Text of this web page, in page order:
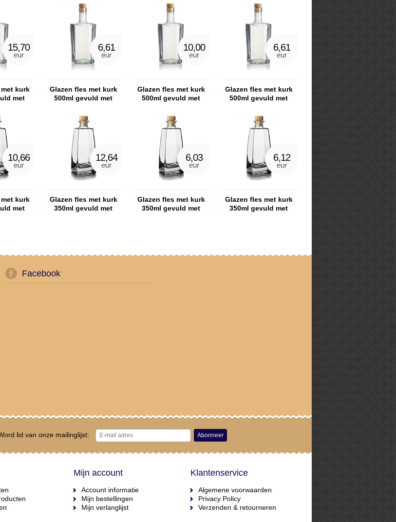
kurk
met
15,70
eur
Glazen fles met kurk
500ml gevuld met
6,61
eur
Glazen fles met kurk
500ml gevuld met
10,00
eur
Glazen fles met kurk
500ml gevuld met
6,61
eur
kurk
met
10,66
eur
Glazen fles met kurk
350ml gevuld met
12,64
eur
Glazen fles met kurk
350ml gevuld met
6,03
eur
Glazen fles met kurk
350ml gevuld met
6,12
eur
Facebook
lid van onze mailinglijst: Abonneer
Mijn account
Account informatie
Mijn bestellingen
Mijn verlanglijst
Klantenservice
Algemene voorwaarden
Privacy Policy
Verzenden & retourneren